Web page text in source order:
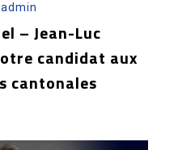
admin
– Jean-Luc
candidat aux
cantonales